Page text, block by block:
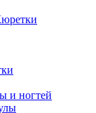
и ногтей